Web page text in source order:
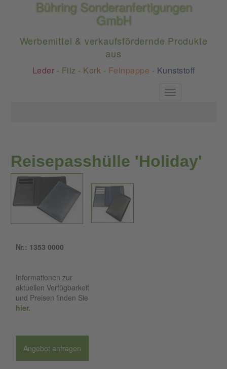
Bühring Sonderanfertigungen
GmbH
Werbemittel & verkaufsfördernde Produkte
aus
Leder - Filz - Kork - Feinpappe - Kunststoff
Toggle
Reisepasshülle 'Holiday'
Nr.: 1353 0000
Informationen zur
aktuellen Verfügbarkeit
und Preisen finden Sie
hier.
Angebot anfragen